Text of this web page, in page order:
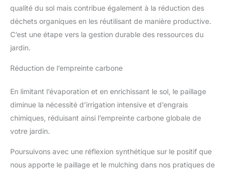
qualité du sol mais contribue également à la réduction des
déchets organiques en les réutilisant de manière productive.
C’est une étape vers la gestion durable des ressources du
jardin.
Réduction de l’empreinte carbone
En limitant l’évaporation et en enrichissant le sol, le paillage
diminue la nécessité d’irrigation intensive et d’engrais
chimiques, réduisant ainsi l’empreinte carbone globale de
votre jardin.
Poursuivons avec une réflexion synthétique sur le positif que
nous apporte le paillage et le mulching dans nos pratiques de